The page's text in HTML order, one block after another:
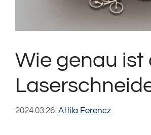
Wie genau ist
2024.03.26. Attila Ferencz